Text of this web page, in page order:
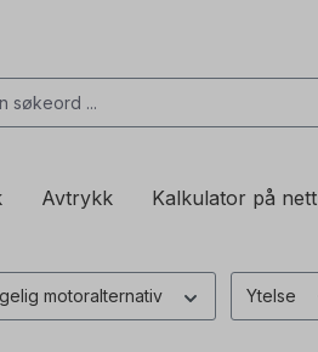
Avtrykk Kalkulator på nett
motoralternativ Ytelse